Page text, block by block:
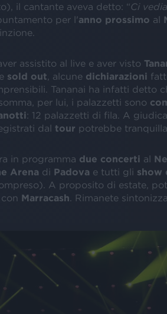
il cantante aveva detto: “Ci
per l'anno prossimo al
assistito al live e aver visto
sold out , alcune dichiarazioni
Tananai ha infatti detto
per lui, i palazzetti sono
: 12 palazzetti di fila. A
dal tour potrebbe
in programma due concerti al
Arena di Padova e tutti gli show
A proposito di estate,
Marracash . Rimanete